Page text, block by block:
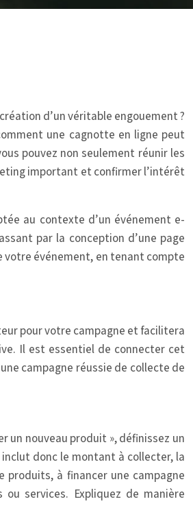
d’un véritable engouement ?
une cagnotte en ligne peut
pouvez non seulement réunir les
important et confirmer l’intérêt
au contexte d’un événement e-
par la conception d’une page
événement, en tenant compte
pour votre campagne et facilitera
Il est essentiel de connecter cet
campagne réussie de collecte de
un nouveau produit », définissez un
donc le montant à collecter, la
produits, à financer une campagne
services. Expliquez de manière